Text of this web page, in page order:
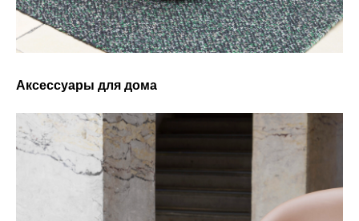
Аксессуары для дома